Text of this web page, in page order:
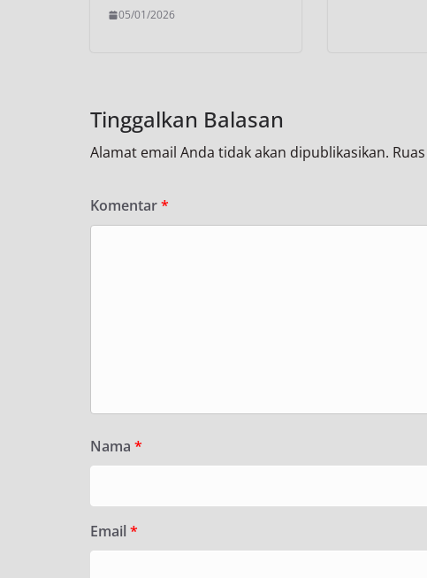
05/01/2026
Tinggalkan Balasan
Alamat email Anda tidak akan dipublikasikan.
Komentar*
Nama *
Email *